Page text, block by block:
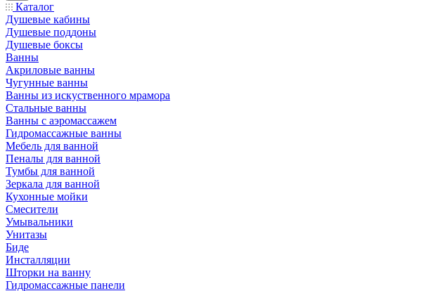
Каталог
Душевые кабины
Душевые поддоны
Душевые боксы
Ванны
Акриловые ванны
Чугунные ванны
Ванны из искуственного мрамора
Стальные ванны
Ванны с аэромассажем
Гидромассажные ванны
Мебель для ванной
Пеналы для ванной
Тумбы для ванной
Зеркала для ванной
Кухонные мойки
Смесители
Умывальники
Унитазы
Биде
Инсталляции
Шторки на ванну
Гидромассажные панели